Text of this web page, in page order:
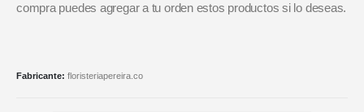
compra puedes agregar a tu orden estos productos si lo deseas.
Fabricante: floristeriapereira.co